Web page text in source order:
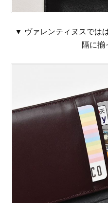
▼ ヴァレンティヌスでは
隔に揃